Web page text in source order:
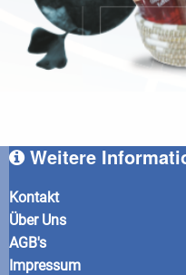
Weitere
Kontakt
Über Uns
AGB's
Impressum